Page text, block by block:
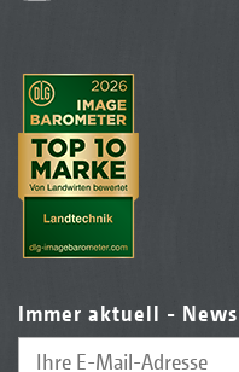
Immer aktuell -